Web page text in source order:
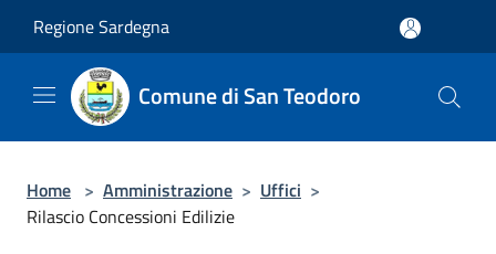
Regione Sardegna
Comune di San Teodoro
Home > Amministrazione > Uffici >
Rilascio Concessioni Edilizie